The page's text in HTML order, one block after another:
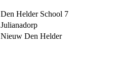
Den Helder School 7
Julianadorp
Nieuw Den Helder